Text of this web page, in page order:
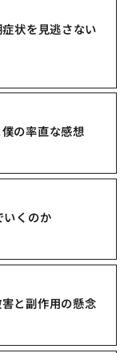
状を見逃さない
の率直な感想
いくのか
と副作用の懸念